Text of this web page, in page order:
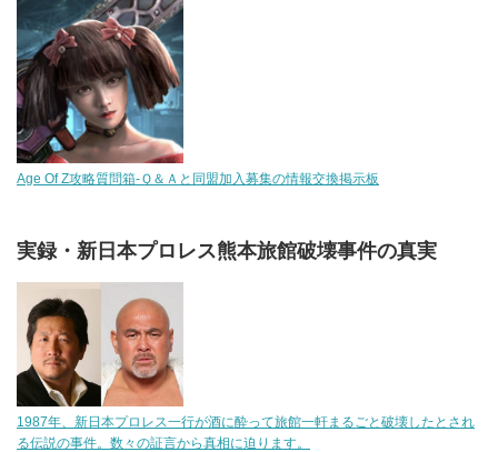
Age Of Z攻略質問箱-Ｑ＆Ａと同盟加入募集の情報交換掲示板
実録・新日本プロレス熊本旅館破壊事件の真実
1987年、新日本プロレス一行が酒に酔って旅館一軒まるごと破壊したとされ
る伝説の事件。数々の証言から真相に迫ります。